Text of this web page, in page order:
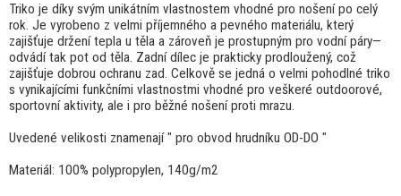
Triko je díky svým unikátním vlastnostem vhodné pro nošenípo celý
rok. Je vyrobeno z velmi příjemného a pevného materiálu, který
zajišťuje držení tepla u těla a zároveň je prostupným pro vodní páry—
odvádí tak pot od těla. Zadní dílec je prakticky prodloužený, což
zajišťuje dobrou ochranu zad. Celkově se jedná o velmi pohodlné triko
s vynikajícími funkčními vlastnostmi vhodné pro veškeré outdoorové,
sportovní aktivity, ale i pro běžné nošení proti mrazu.
Uvedené velikosti znamenají " pro obvod hrudníku OD-DO "
Materiál: 100% polypropylen, 140g/m2